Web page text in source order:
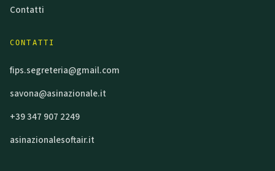
Contatti
CONTATTI
fips.segreteria@gmail.com
savona@asinazionale.it
+39 347 907 2249
asinazionalesoftair.it